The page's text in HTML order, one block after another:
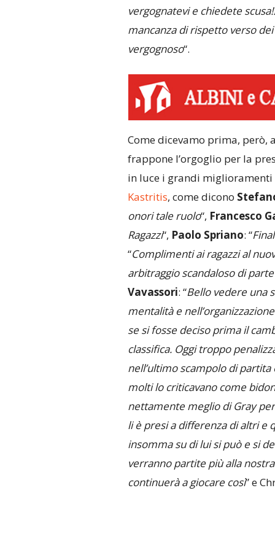
vergognatevi e chiedete
mancanza di rispetto verso
vergognoso“.
Come dicevamo prima,
frappone l’orgoglio per la
in luce i grandi
Kastritis, come dicono
onori tale ruolo“, Francesco
Ragazzi“, Paolo Spriano: “
“Complimenti ai ragazzi al
arbitraggio scandaloso di
Vavassori: “Bello vedere una
mentalità e
se si fosse deciso prima il
classifica. Oggi troppo
nell’ultimo scampolo di
molti lo criticavano come
nettamente meglio di Gray
li è presi a differenza di altri e
insomma su di lui si può e si
verranno partite più alla
continuerà a giocare così” e